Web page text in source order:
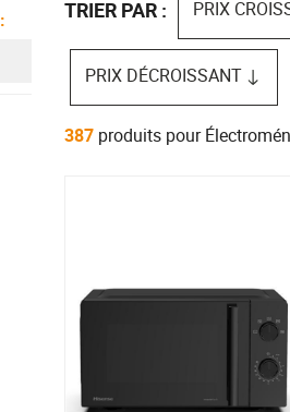
TRIER PAR : PRIX
PRIX DÉCROISSANT
387 produits pour
: